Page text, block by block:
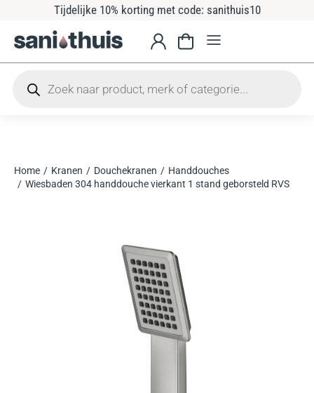
Tijdelijke 10% korting met code: sanithuis10
Je bent hier:
Home Kranen Douchekranen
Handdouches
Wiesbaden 304 handdouche vierkant 1 stand geborsteld RVS